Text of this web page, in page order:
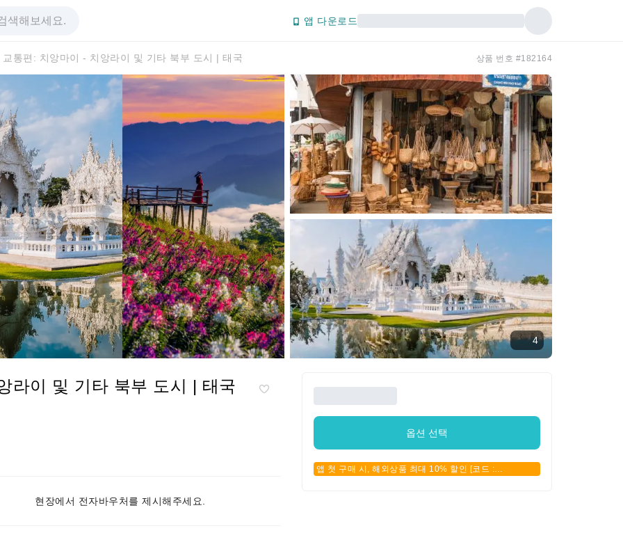
앱 다운로드
교통편: 치앙마이 - 치앙라이 및 기타 북부 도시 | 태국 상품 번호 #182164
4
라이 및 기타 북부 도시 | 태국
현장에서 전자바우처를 제시해주세요.
옵션 선택
앱 첫 구매 시, 해외상품 최대 10% 할인 [코드 :